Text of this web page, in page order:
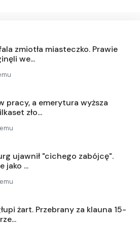
zmiotła miasteczko. Prawie
we...
pracy, a emerytura wyższa
zło...
ujawnił "cichego zabójcę".
jako ...
żart. Przebrany za klauna 15-